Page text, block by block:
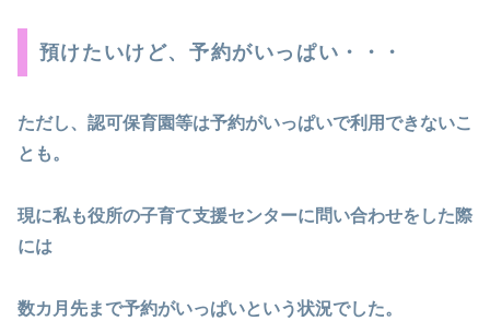
預けたいけど、予約がいっぱい・・・
ただし、認可保育園等は予約がいっぱいで利用できないこ
とも。
現に私も役所の子育て支援センターに問い合わせをした際
には
数カ月先まで予約がいっぱいという状況でした。